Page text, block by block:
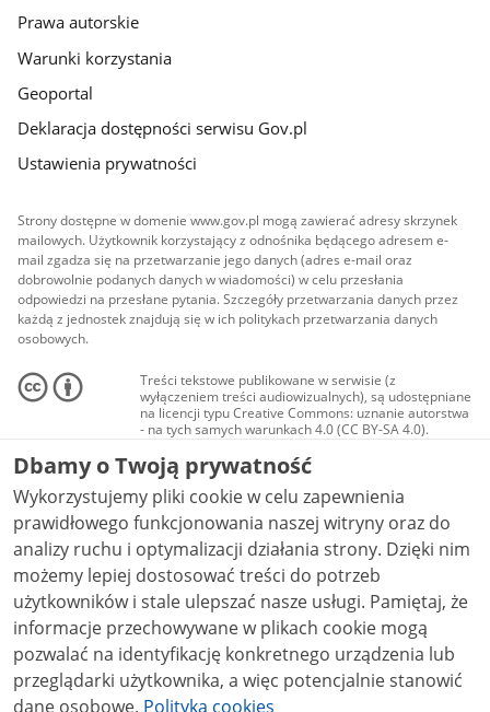
Prawa autorskie
Warunki korzystania
Geoportal
Deklaracja dostępności serwisu Gov.pl
Ustawienia prywatności
Strony dostępne w domenie www.gov.pl mogą zawierać adresy skrzynek
mailowych. Użytkownik korzystający z odnośnika będącego adresem e-
mail zgadza się na przetwarzanie jego danych (adres e-mail oraz
dobrowolnie podanych danych w wiadomości) w celu przesłania
odpowiedzi na przesłane pytania. Szczegóły przetwarzania danych przez
każdą z jednostek znajdują się w ich politykach przetwarzania danych
osobowych.
Treści tekstowe publikowane w serwisie (z
wyłączeniem treści audiowizualnych), są udostępniane
na licencji typu Creative Commons: uznanie autorstwa
- na tych samych warunkach 4.0 (CC BY-SA 4.0).
Materiały audiowizualne, w tym zdjęcia, materiały
audio i wideo, są udostępniane na licencji typu
Creative Commons: uznanie autorstwa użycie
niekomercyjne - bez utworów zależnych 4.0 (CC BY-
NC-ND 4.0), o ile nie jest to stwierdzone inaczej.
Dbamy o Twoją prywatność
Wykorzystujemy pliki cookie w celu zapewnienia
prawidłowego funkcjonowania naszej witryny oraz do
analizy ruchu i optymalizacji działania strony. Dzięki nim
możemy lepiej dostosować treści do potrzeb
użytkowników i stale ulepszać nasze usługi. Pamiętaj, że
informacje przechowywane w plikach cookie mogą
pozwalać na identyfikację konkretnego urządzenia lub
przeglądarki użytkownika, a więc potencjalnie stanowić
dane osobowe. Polityka cookies